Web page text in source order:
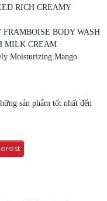
RICH CREAMY
FRAMBOISE BODY WASH
MILK CREAM
Moisturizing Mango
sản phẩm tốt nhất đến